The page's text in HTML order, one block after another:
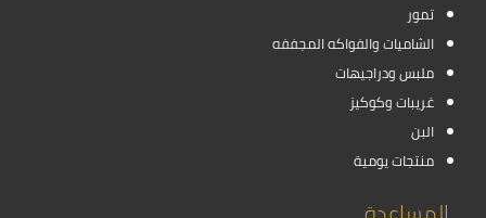
تمور
الشاميات والفواكه المجففه
ملبس ودراجيهات
غريبات وكوكيز
البن
منتجات يومية